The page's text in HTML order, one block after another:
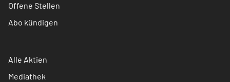
Offene Stellen
Abo kündigen
Alle Aktien
Mediathek